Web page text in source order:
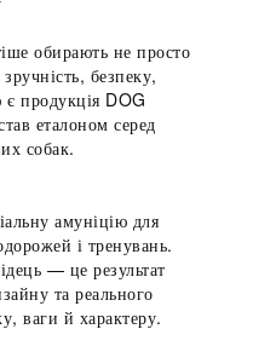
обирають не просто
безпеку,
є продукція DOG
еталоном серед
собак.
амуніцію для
і тренувань.
— це результат
та реального
ваги й характеру.